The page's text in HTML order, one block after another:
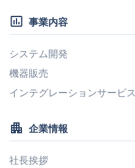
insert_chart_outlined 事業内容
システム開発
機器販売
インテグレーションサービス
apartment 企業情報
社長挨拶